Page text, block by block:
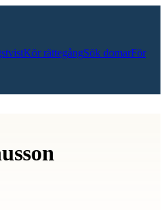
Kör rättegångSök domarFör